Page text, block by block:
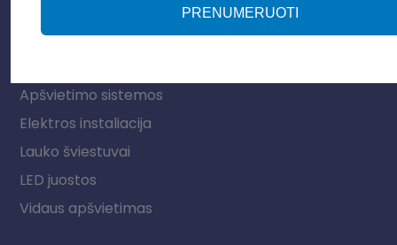
Apšvietimo sistemos
Elektros instaliacija
Lauko šviestuvai
LED juostos
Vidaus apšvietimas
PRENUMERUOTI